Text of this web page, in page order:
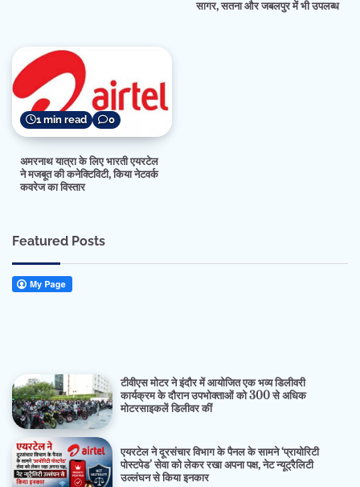
सागर, सतना और जबलपुर में भी उपलब्ध
1 min read 0
अमरनाथ यात्रा के लिए भारती एयरटेल
ने मजबूत की कनेक्टिविटी, किया नेटवर्क
कवरेज का विस्तार
Featured Posts
टीवीएस मोटर ने इंदौर में आयोजित एक भव्य डिलीवरी
कार्यक्रम के दौरान उपभोक्ताओं को 300 से अधिक
मोटरसाइकलें डिलीवर कीं
एयरटेल ने दूरसंचार विभाग के पैनल के सामने ‘प्रायोरिटी
पोस्टपेड’ सेवा को लेकर रखा अपना पक्ष, नेट न्यूट्रैलिटी
उल्लंघन से किया इनकार